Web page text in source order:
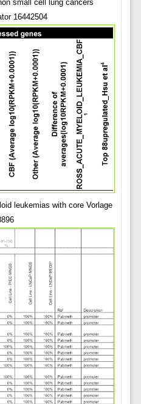
small cell lung cancers
16442504
leukemias with core Vorlage